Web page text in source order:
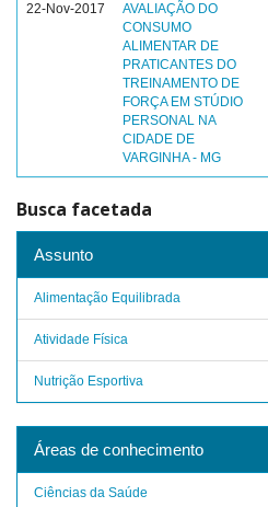
22-Nov-2017
AVALIAÇÃO DO
CONSUMO
ALIMENTAR DE
PRATICANTES DO
TREINAMENTO DE
FORÇA EM STÚDIO
PERSONAL NA
CIDADE DE
VARGINHA - MG
Busca facetada
Assunto
Alimentação Equilibrada
Atividade Física
Nutrição Esportiva
Áreas de conhecimento
Ciências da Saúde